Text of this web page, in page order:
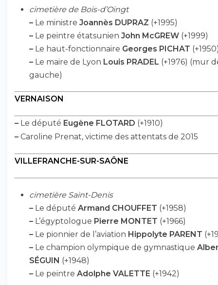
cimetière de Bois-d’Oingt
– Le ministre Joannès DUPRAZ (+1995)
– Le peintre étatsunien John McGREW (+1999)
– Le haut-fonctionnaire Georges PICHAT
– Le maire de Lyon Louis PRADEL (+1976) (mur
gauche)
VERNAISON
– Le député Eugène FLOTARD (+1910)
– Caroline Prenat, victime des attentats de 2015
VILLEFRANCHE-SUR-SAÔNE
cimetière Saint-Denis
– Le député Armand CHOUFFET (+1958)
– L’égyptologue Pierre MONTET (+1966)
– Le pionnier de l’aviation Hippolyte PARENT
– Le champion olympique de gymnastique
SÉGUIN (+1948)
– Le peintre Adolphe VALETTE (+1942)